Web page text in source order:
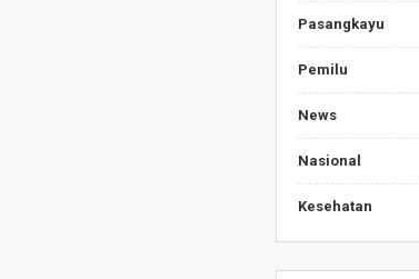
Pasangkayu
Pemilu
News
Nasional
Kesehatan